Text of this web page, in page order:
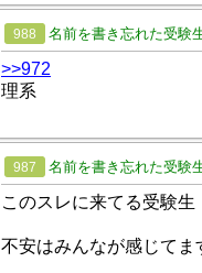
988 名前を書き忘れた受験
>>972
理系
987 名前を書き忘れた受験
このスレに来てる受験生
不安はみんなが感じてま